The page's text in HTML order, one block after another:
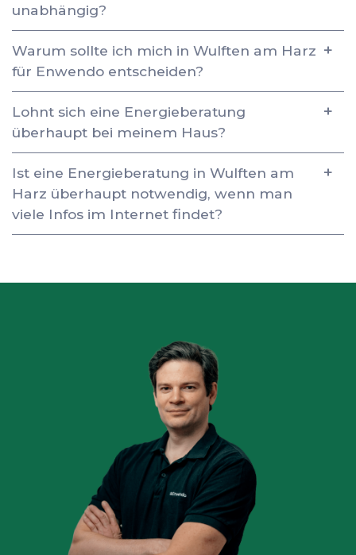
unabhängig?
Warum sollte ich mich in Wulften am Harz
für Enwendo entscheiden?
Lohnt sich eine Energieberatung
überhaupt bei meinem Haus?
Ist eine Energieberatung in Wulften am
Harz überhaupt notwendig, wenn man
viele Infos im Internet findet?